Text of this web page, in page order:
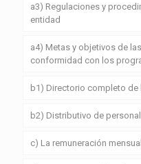
a3) Regulaciones y
entidad
a4) Metas y objetivos de
conformidad con los
b1) Directorio completo de
b2) Distributivo de personal
c) La remuneración